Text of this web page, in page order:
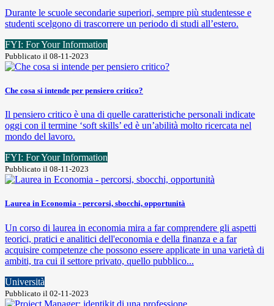
Durante le scuole secondarie superiori, sempre più studentesse e
studenti scelgono di trascorrere un periodo di studi all’estero.
FYI: For Your Information
Pubblicato il 08-11-2023
Che cosa si intende per pensiero critico?
Il pensiero critico è una di quelle caratteristiche personali indicate
oggi con il termine ‘soft skills’ ed è un’abilità molto ricercata nel
mondo del lavoro.
FYI: For Your Information
Pubblicato il 08-11-2023
Laurea in Economia - percorsi, sbocchi, opportunità
Un corso di laurea in economia mira a far comprendere gli aspetti
teorici, pratici e analitici dell'economia e della finanza e a far
acquisire competenze che possono essere applicate in una varietà di
ambiti, tra cui il settore privato, quello pubblico...
Università
Pubblicato il 02-11-2023